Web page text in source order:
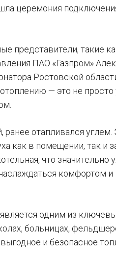
церемония
представители, такие
ПАО «Газпром»
Ростовской
— это не
отапливался углем.
как в помещении, так и
что значительно
комфортом и
одним из
больницах,
и безопасное